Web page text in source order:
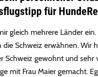
für
gleich mehrere Länder
die Schweiz erwähnen. Wir
Schweiz gewohnt und sehr
mit Frau Maier gemacht.